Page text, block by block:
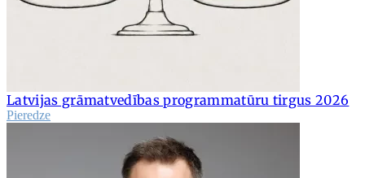
Latvijas grāmatvedības programmatūru tirgus 2026
Pieredze